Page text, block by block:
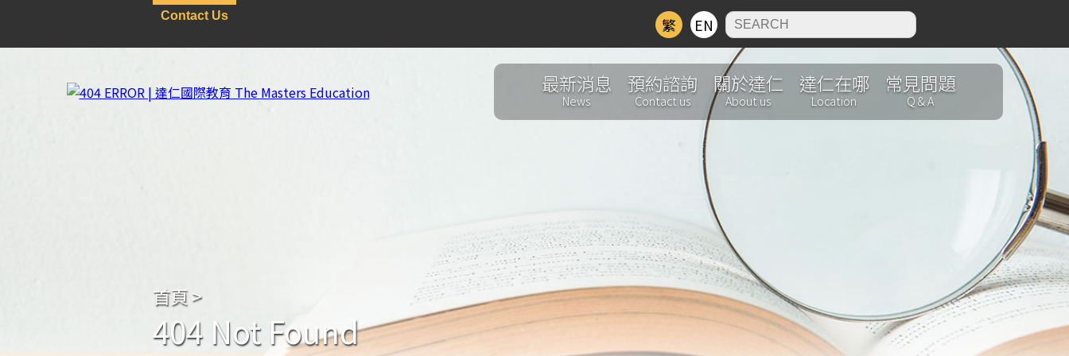
Contact Us 繁 EN
最新消息
News
預約諮詢
Contact us
關於達仁
About us
達仁在哪
Location
常見問題
Q & A
首頁>
404 Not Found